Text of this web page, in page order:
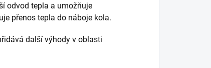
odvod tepla a umožňuje
přenos tepla do náboje kola.
další výhody v oblasti